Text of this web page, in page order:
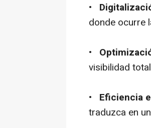
•
donde ocurre
•
visibilidad
• Eficiencia
traduzca en